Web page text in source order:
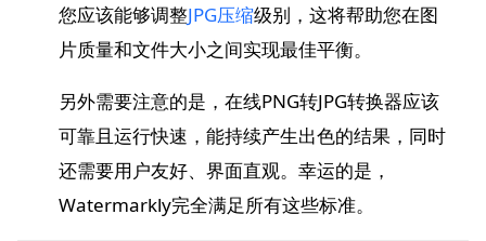
您应该能够调整JPG压缩级别，这将帮助您在图
片质量和文件大小之间实现最佳平衡。
另外需要注意的是，在线PNG转JPG转换器应该
可靠且运行快速，能持续产生出色的结果，同时
还需要用户友好、界面直观。幸运的是，
Watermarkly完全满足所有这些标准。